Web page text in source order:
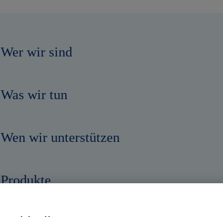
Wer wir sind
Was wir tun
Wen wir unterstützen
Produkte